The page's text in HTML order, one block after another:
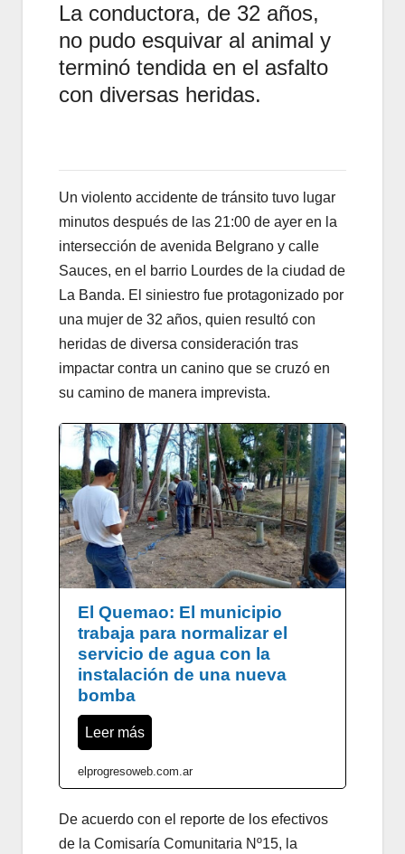
La conductora, de 32 años,
no pudo esquivar al animal y
terminó tendida en el asfalto
con diversas heridas.
Un violento accidente de tránsito tuvo lugar
minutos después de las 21:00 de ayer en la
intersección de avenida Belgrano y calle
Sauces, en el barrio Lourdes de la ciudad de
La Banda. El siniestro fue protagonizado por
una mujer de 32 años, quien resultó con
heridas de diversa consideración tras
impactar contra un canino que se cruzó en
su camino de manera imprevista.
El Quemao: El municipio
trabaja para normalizar el
servicio de agua con la
instalación de una nueva
bomba
Leer más
elprogresoweb.com.ar
De acuerdo con el reporte de los efectivos
de la Comisaría Comunitaria Nº15, la